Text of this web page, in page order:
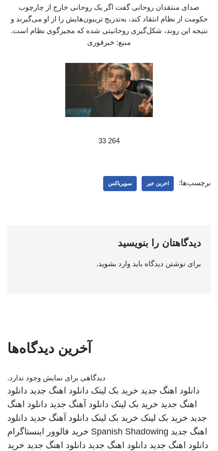
صدای منتقدان روحانی گفت اگر یک روحانی خارج از چارچوب
حکومت از نظام انتقاد کند، به‌تدریج تریبون‌هایش را از او می‌گیرند و
نتیجه این روند، شکل‌گیری روحانیتی شده که مجیزگوی نظام است.
منبع: خبرفوری
264 33
برچسب‌ها: اخرین خبر سوپرباکس
دیدگاهتان را بنویسید
برای نوشتن دیدگاه باید وارد بشوید.
آخرین دیدگاه‌ها
دیدگاهی برای نمایش وجود ندارد.
دانلود اهنگ جدید خرید بک لینک دانلود اهنگ جدید دانلود
اهنگ جدید خرید بک لینک دانلود آهنگ جدید دانلود اهنگ
جدید خرید بک لینک خرید بک لینک دانلود آهنگ جدید دانلود
اهنگ جدید Spanish Shadowing خرید فالوور اینستاگرام
دانلود اهنگ جدید دانلود اهنگ جدید دانلود اهنگ جدید خرید